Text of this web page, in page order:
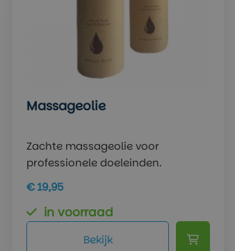
Massageolie
Zachte massageolie voor
professionele doeleinden.
€ 19,95
in voorraad
Bekijk